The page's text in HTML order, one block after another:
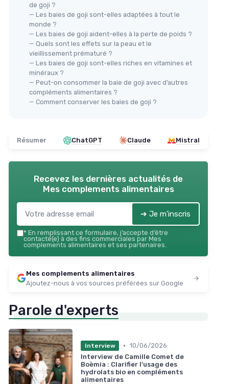
de goji ?
— Les baies de goji sont-elles adaptées à tout le
monde ?
— Les baies de goji aident-elles à la perte de poids ?
— Quels sont les effets sur la peau et le
vieillissement prématuré ?
— Les baies de goji sont-elles riches en vitamines et
minéraux ?
— Peut-on consommer la baie de goji avec d’autres
compléments alimentaires ?
— Comment conserver les baies de goji ?
Résumer ChatGPT Claude Mistral
Recevez les dernières actualités de
Mes complements alimentaires
➔ Je m'inscris
* En remplissant ce formulaire, j’accepte d’être
contacté(e) à des fins commerciales par Mes
complements alimentaires et ses partenaires.
Mes complements alimentaires
Ajoutez-nous à vos sources préférées sur Google
Parole d'experts
Interview • 10/06/2026
Interview de Camille Comet de
Boèmia : Clarifier l’usage des
hydrolats bio en compléments
alimentaires